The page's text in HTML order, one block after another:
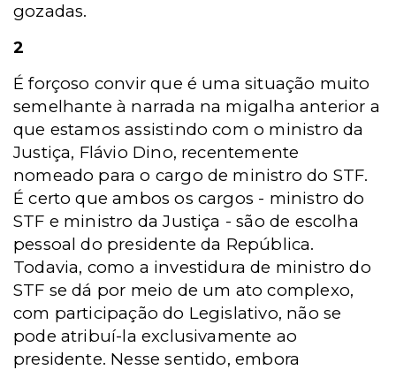
gozadas.
2
É forçoso convir que é uma situação muito
semelhante à narrada na migalha anterior a
que estamos assistindo com o ministro da
Justiça, Flávio Dino, recentemente
nomeado para o cargo de ministro do STF.
É certo que ambos os cargos - ministro do
STF e ministro da Justiça - são de escolha
pessoal do presidente da República.
Todavia, como a investidura de ministro do
STF se dá por meio de um ato complexo,
com participação do Legislativo, não se
pode atribuí-la exclusivamente ao
presidente. Nesse sentido, embora